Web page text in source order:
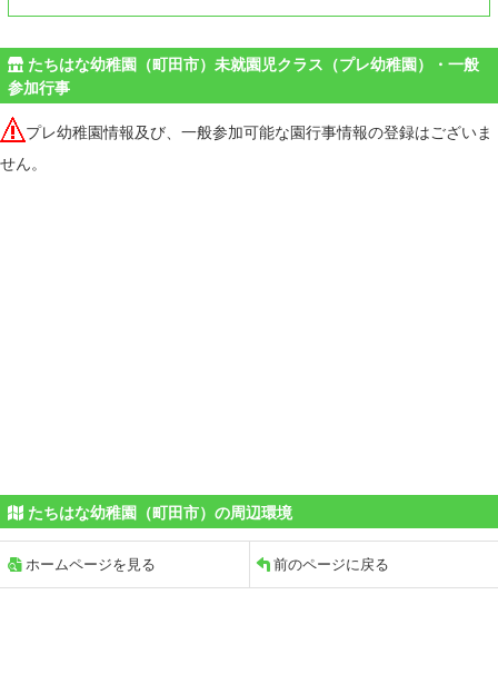
たちはな幼稚園（町田市）未就園児クラス（プレ幼稚園）・一般
参加行事
プレ幼稚園情報及び、一般参加可能な園行事情報の登録はございま
せん。
たちはな幼稚園（町田市）の周辺環境
ホームページを見る 前のページに戻る